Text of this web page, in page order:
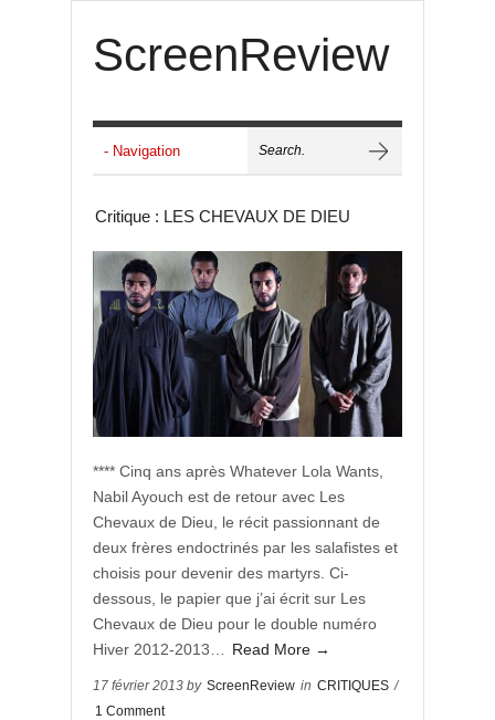
ScreenReview
Critique : LES CHEVAUX DE DIEU
**** Cinq ans après Whatever Lola Wants,
Nabil Ayouch est de retour avec Les
Chevaux de Dieu, le récit passionnant de
deux frères endoctrinés par les salafistes et
choisis pour devenir des martyrs. Ci-
dessous, le papier que j’ai écrit sur Les
Chevaux de Dieu pour le double numéro
Hiver 2012-2013…
Read More →
17 février 2013 by ScreenReview in CRITIQUES /
1 Comment